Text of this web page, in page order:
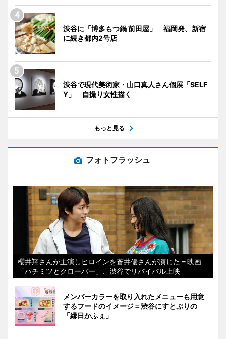
渋谷に「博多もつ鍋 前田屋」 福岡発、新宿
に続き都内2号店
渋谷で現代美術家・山口真人さん個展「SELF
Y」 自撮り女性描く
もっと見る
フォトフラッシュ
櫻井翔さんが主演しヒロインを蒼井優さんが演じた＝映画
「ハチミツとクローバー」、渋谷でリバイバル上映
メンバーカラーを取り入れたメニューも用意
するフードのイメージ＝渋谷にすとぷりの
「縁日かふぇ」